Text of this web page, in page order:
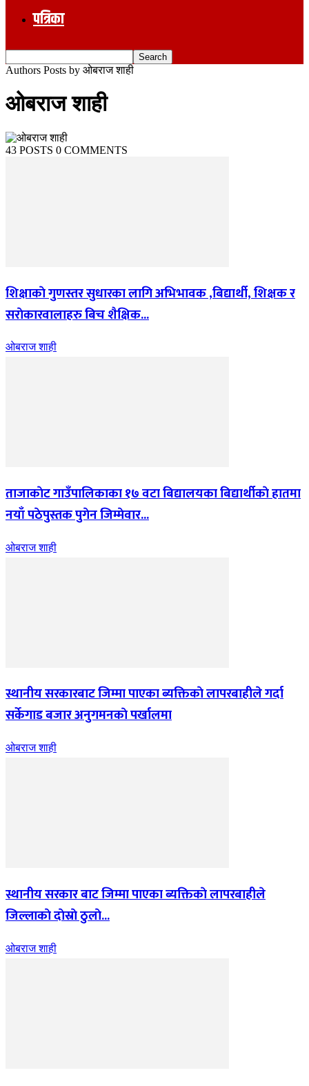
पत्रिका
Authors Posts by ओबराज शाही
ओबराज शाही
43 POSTS 0 COMMENTS
शिक्षाकाे गुणस्तर सुधारका लागि अभिभावक ,बिद्यार्थी, शिक्षक र
सराेकारवालाहरु बिच शैक्षिक...
ओबराज शाही
ताजाकाेट गाउँपालिकाका १७ वटा बिद्यालयका बिद्यार्थीकाे हातमा
नयाँ पठेपुस्तक पुगेन जिम्मेवार...
ओबराज शाही
स्थानीय सरकारबाट जिम्मा पाएका ब्यक्तिकाे लापरबाहीले गर्दा
सर्केगाड बजार अनुगमनकाे पर्खालमा
ओबराज शाही
स्थानीय सरकार बाट जिम्मा पाएका ब्यक्तिकाे लापरबाहीले
जिल्लाकाे दाेस्राे ठुलाे...
ओबराज शाही